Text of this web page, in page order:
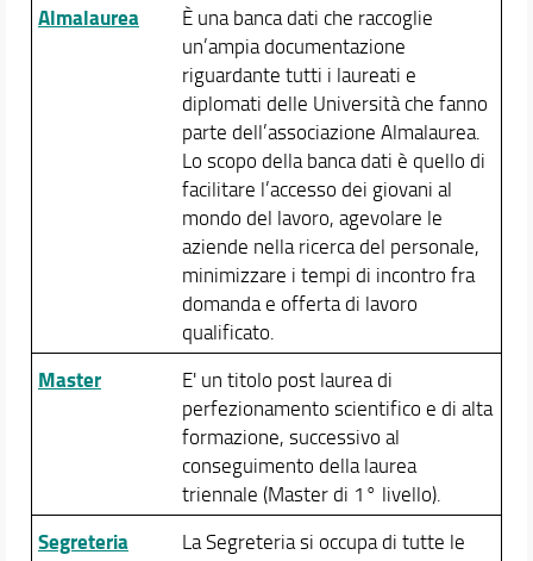
Almalaurea
È una banca dati che raccoglie
un’ampia documentazione
riguardante tutti i laureati e
diplomati delle Università che fanno
parte dell’associazione Almalaurea.
Lo scopo della banca dati è quello di
facilitare l’accesso dei giovani al
mondo del lavoro, agevolare le
aziende nella ricerca del personale,
minimizzare i tempi di incontro fra
domanda e offerta di lavoro
qualificato.
Master
E' un titolo post laurea di
perfezionamento scientifico e di alta
formazione, successivo al
conseguimento della laurea
triennale (Master di 1° livello).
Segreteria
La Segreteria si occupa di tutte le